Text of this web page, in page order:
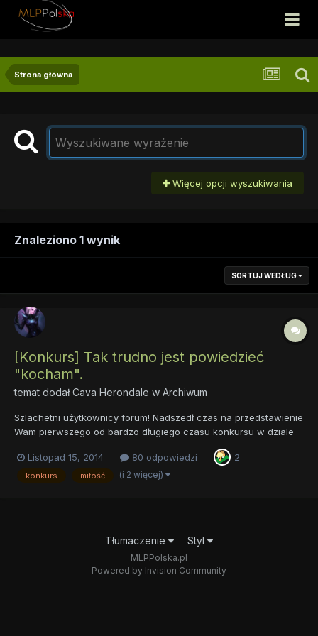
Strona główna
Więcej opcji wyszukiwania
Znaleziono 1 wynik
SORTUJ WEDŁUG
[Konkurs] Tak trudno jest powiedzieć
"kocham".
temat dodałCava Herondale w Archiwum
Szlachetni użytkownicy forum! Nadszedł czas na przedstawienie
Wam pierwszego od bardzo długiego czasu konkursu w dziale
mam nadzieję, że znajdą się osoby z lekkim piórem i ołówkiem
(lub ktokolwiek), kto będzie czuł się na siłach, aby wz...
Listopad 15, 2014 80 odpowiedzi 2
konkurs miłość (i 2 więcej)
Tłumaczenie Styl
MLPPolska.pl
Powered by Invision Community